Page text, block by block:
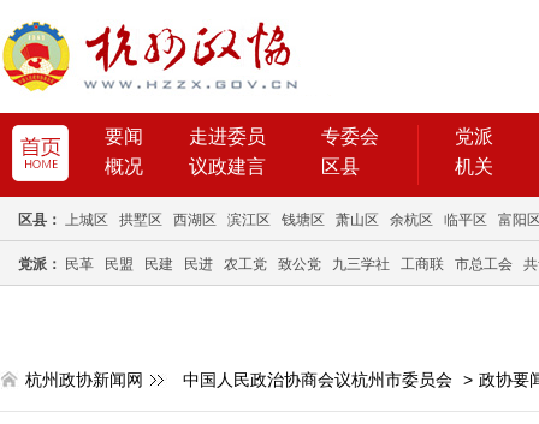
要闻 走进委员
专委会
概况
议政建言 区县
党派
机关
区县： 上城区 拱墅区 西湖区 滨江区 钱塘区 萧山区 余杭区 临平区 富阳
党派： 民革 民盟 民建 民进 农工党 致公党 九三学社 工商联 市总工会
杭州政协新闻网 中国人民政治协商会议杭州市委员会 > 政协要